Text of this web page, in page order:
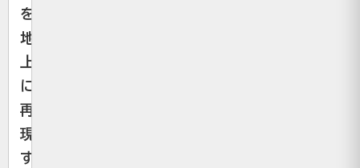
を
地
上
に
再
現
す